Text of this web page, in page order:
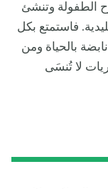
الطفولة وتنشئ
فاستمتع بكل
بالحياة ومن
لا تُنسَى